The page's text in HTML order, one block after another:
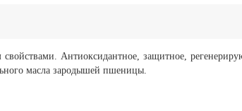
Антиоксидантное, защитное,
масла зародышей пшеницы.